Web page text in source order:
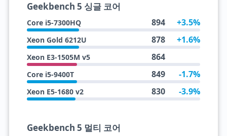
Geekbench 5 싱글 코어
Core i5-7300HQ 894 +3.5%
Xeon Gold 6212U 878 +1.6%
Xeon E3-1505M v5 864
Core i5-9400T 849 -1.7%
Xeon E5-1680 v2 830 -3.9%
Geekbench 5 멀티 코어